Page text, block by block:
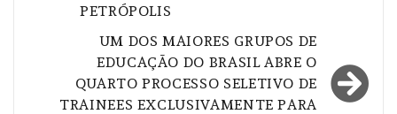
PETRÓPOLIS
UM DOS MAIORES GRUPOS DE
EDUCAÇÃO DO BRASIL ABRE O
QUARTO PROCESSO SELETIVO DE
TRAINEES EXCLUSIVAMENTE PARA